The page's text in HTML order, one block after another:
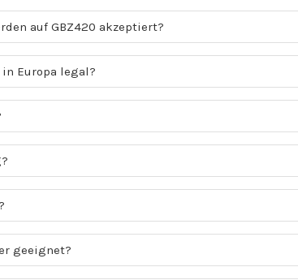
auf GBZ420 akzeptiert?
Europa legal?
geeignet?